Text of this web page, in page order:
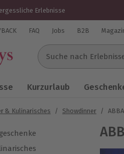
Erlebnisse
für mydays.de
FAQ Jobs B2B
Suche nach
Kurzurlaub
& Kulinarisches / Showdinner /